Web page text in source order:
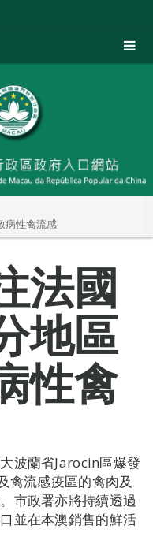
病性禽流感
法國
地區
性禽
波蘭省Jarocin區爆發
禽流感疫區的禽肉及
市政署亦將持續透過
並在本澳銷售的鮮活